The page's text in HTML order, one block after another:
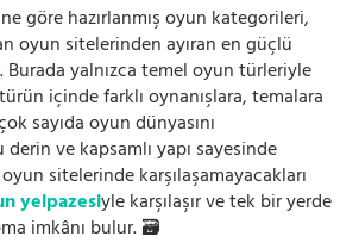
göre hazırlanmış oyun kategorileri,
oyun sitelerinden ayıran en güçlü
yalnızca temel oyun türleriyle
türün içinde farklı oynanışlara, temalara
sayıda oyun dünyasını
ve kapsamlı yapı sayesinde
sitelerinde karşılaşamayacakları
yelpazesiyle karşılaşır ve tek bir yerde
imkânı bulur. 🗃️